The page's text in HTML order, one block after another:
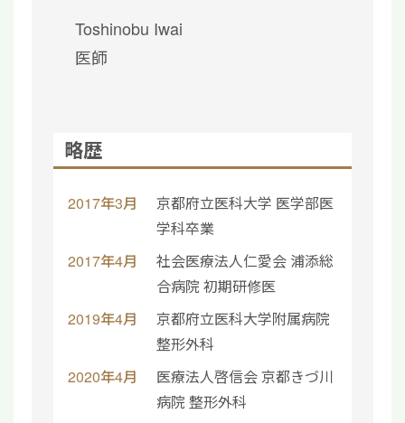
Toshinobu Iwai
医師
略歴
2017年3月
京都府立医科大学 医学部医
学科卒業
2017年4月
社会医療法人仁愛会 浦添総
合病院 初期研修医
2019年4月
京都府立医科大学附属病院
整形外科
2020年4月
医療法人啓信会 京都きづ川
病院 整形外科